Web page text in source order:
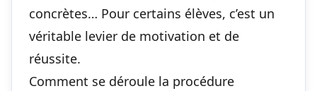
concrètes… Pour certains élèves, c’est un
véritable levier de motivation et de
réussite.
Comment se déroule la procédure